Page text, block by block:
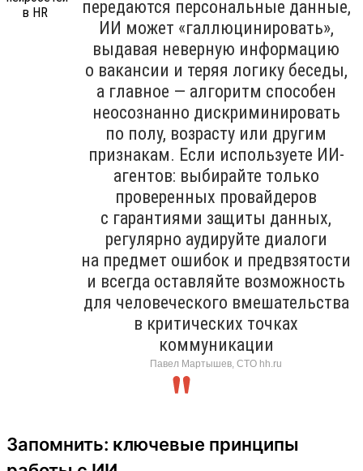
передаются персональные данные,
ИИ может «галлюцинировать»,
выдавая неверную информацию
о вакансии и теряя логику беседы,
а главное — алгоритм способен
неосознанно дискриминировать
по полу, возрасту или другим
признакам. Если используете ИИ-
агентов: выбирайте только
проверенных провайдеров
с гарантиями защиты данных,
регулярно аудируйте диалоги
на предмет ошибок и предвзятости
и всегда оставляйте возможность
для человеческого вмешательства
в критических точках
коммуникации
Павел Мартышев, CTO hh.ru
Запомнить: ключевые принципы